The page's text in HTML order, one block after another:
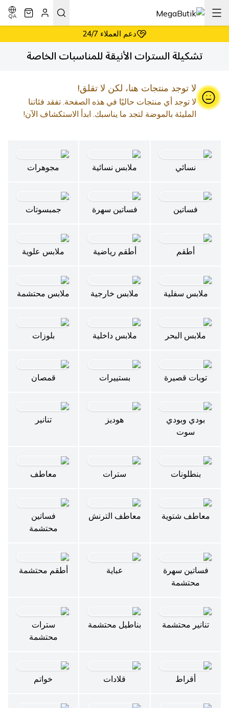
QA
دعم العملاء 24/7
أسعار معقولة دائماً
تشكيلة السترات الأنيقة للمناسبات الخاصة
لا توجد منتجات هنا، لكن لا تقلق!
لا توجد أي منتجات حاليًا في هذه الصفحة. تفقد فئاتنا
المليئة بالموضة لتجد ما يناسبك. ابدأ الاستكشاف الآن!
نسائي ملابس نسائية مجوهرات
فساتين فساتين سهرة جمبسوتات
أطقم أطقم رياضية ملابس علوية
ملابس سفلية ملابس خارجية ملابس محتشمة
ملابس البحر ملابس داخلية بلوزات
توبات قصيرة بستييرات قمصان
بودي وبودي
سوت
هوديز تنانير
بنطلونات سترات معاطف
معاطف شتوية معاطف الترنش
فساتين
محتشمة
فساتين سهرة
محتشمة
عباية أطقم محتشمة
تنانير محتشمة بناطيل محتشمة
سترات
محتشمة
أقراط قلادات خواتم